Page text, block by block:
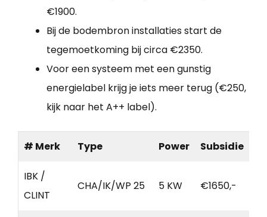
€1900.
Bij de bodembron installaties start de
tegemoetkoming bij circa €2350.
Voor een systeem met een gunstig
energielabel krijg je iets meer terug (€250,
kijk naar het A++ label).
# Merk Type Power Subsidie
IBK /
CLINT
CHA/IK/WP 25 5 KW €1650,-